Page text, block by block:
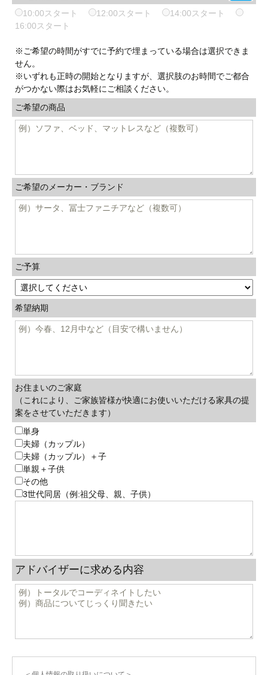
10:00スタート
12:00スタート
14:00スタート
16:00スタート
※ご希望の時間がすでに予約で埋まっている場合は選択できま
せん。
※いずれも正時の開始となりますが、選択肢のお時間でご都合
がつかない際はお気軽にご相談ください。
ご希望の商品
ご希望のメーカー・ブランド
ご予算
希望納期
お住まいのご家庭
（これにより、ご家族皆様が快適にお使いいただける家具の提
案をさせていただきます）
単身
夫婦（カップル）
夫婦（カップル）＋子
単親＋子供
その他
3世代同居（例:祖父母、親、子供）
アドバイザーに求める内容